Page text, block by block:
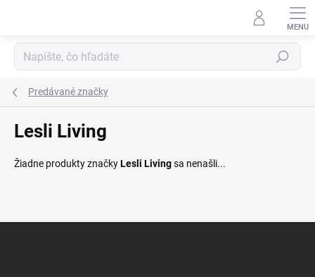
Hľadať
Predávané značky
Lesli Living
Žiadne produkty značkyLesli Livingsa nenašli...